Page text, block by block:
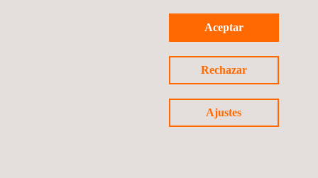
Aceptar
Rechazar
Ajustes